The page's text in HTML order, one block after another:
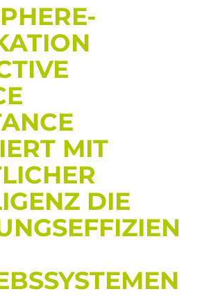
MIT
DIE